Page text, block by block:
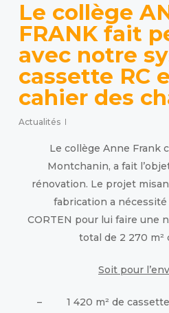
Le collège
FRANK fait
avec notre
cassette RC
cahier des
Actualités
Le collège Anne Frank
Montchanin, a fait
rénovation. Le projet
fabrication a nécessité
CORTEN pour lui faire une
total de 2 270 m²
Soit pour
– 1 420 m² de